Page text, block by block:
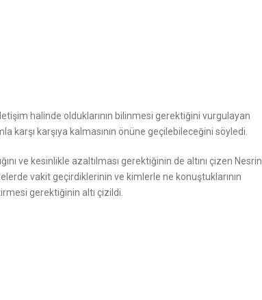
halinde olduklarının bilinmesi gerektiğini vurgulayan
karşı karşıya kalmasının önüne geçilebileceğini söyledi.
ve kesinlikle azaltılması gerektiğinin de altını çizen Nesrin
vakit geçirdiklerinin ve kimlerle ne konuştuklarının
gerektiğinin altı çizildi.